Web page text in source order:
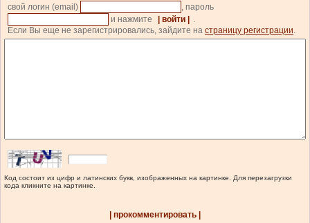
свой логин (email)
, пароль
и нажмите
| войти |
.
Если Вы еще не зарегистрировались, зайдите на страницу регистрации.
Код состоит из цифр и латинских букв, изображенных на картинке. Для перезагрузки
кода кликните на картинке.
| прокомментировать |